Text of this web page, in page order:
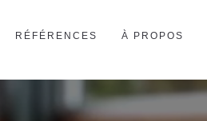
RÉFÉRENCES À PROPOS